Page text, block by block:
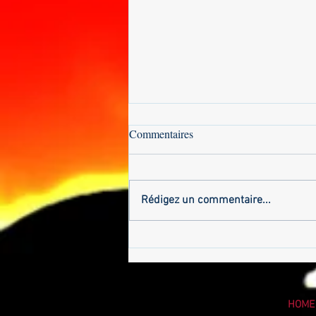
REVOLUTION
Commentaires
Rédigez un commentaire...
HOME